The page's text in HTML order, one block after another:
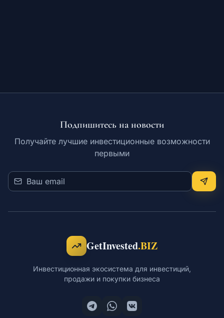
Подпишитесь на новости
Получайте лучшие инвестиционные возможности
первыми
GetInvested.BIZ
Инвестиционная экосистема для инвестиций,
продажи и покупки бизнеса